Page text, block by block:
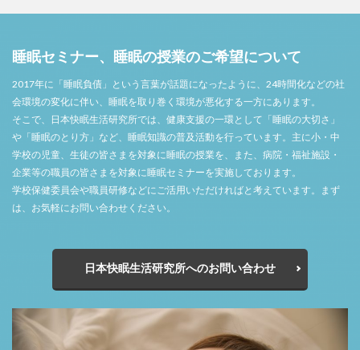
睡眠セミナー、睡眠の授業のご希望について
2017年に「睡眠負債」という言葉が話題になったように、24時間化などの社
会環境の変化に伴い、睡眠を取り巻く環境が悪化する一方にあります。
そこで、日本快眠生活研究所では、健康支援の一環として「睡眠の大切さ」
や「睡眠のとり方」など、睡眠知識の普及活動を行っています。主に小・中
学校の児童、生徒の皆さまを対象に睡眠の授業を、また、病院・福祉施設・
企業等の職員の皆さまを対象に睡眠セミナーを実施しております。
学校保健委員会や職員研修などにご活用いただければと考えています。まず
は、お気軽にお問い合わせください。
日本快眠生活研究所へのお問い合わせ